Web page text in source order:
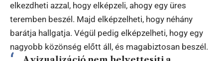
elkezdheti azzal, hogy elképzeli, ahogy egy üres
teremben beszél. Majd elképzelheti, hogy néhány
barátja hallgatja. Végül pedig elképzelheti, hogy egy
nagyobb közönség előtt áll, és magabiztosan beszél.